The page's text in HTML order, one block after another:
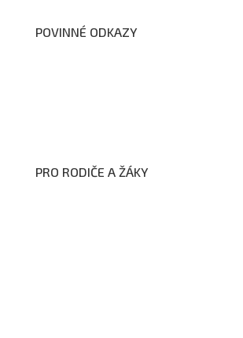
POVINNÉ ODKAZY
PRO RODIČE A ŽÁKY